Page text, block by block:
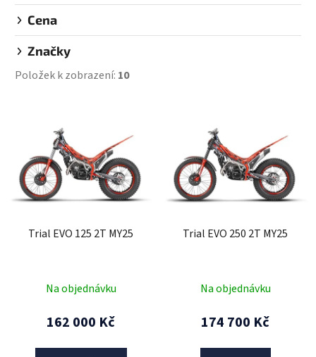
Cena
Značky
Položek k zobrazení: 10
p
Trial EVO 125 2T MY25
Na objednávku
162 000 Kč
Trial EVO 250 2T MY25
Na objednávku
174 700 Kč